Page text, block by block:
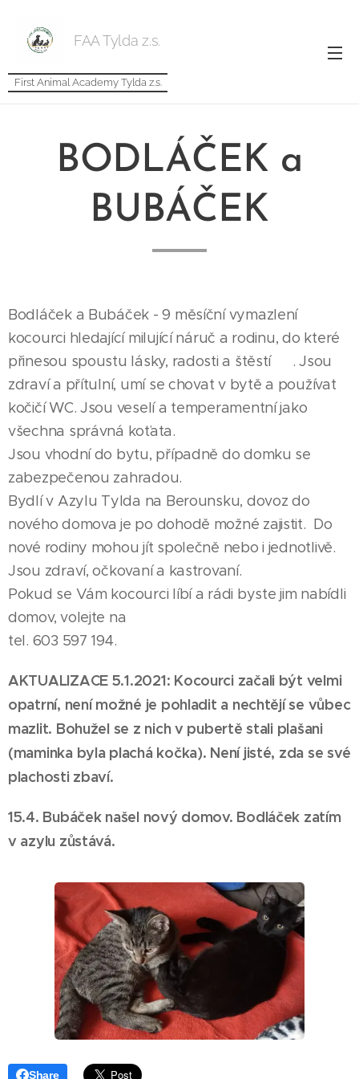
FAA Tylda z.s.
First Animal Academy Tylda z.s.
BODLÁČEK a
BUBÁČEK
Bodláček a Bubáček - 9 měsíční vymazlení
kocourci hledající milující náruč a rodinu, do které
přinesou spoustu lásky, radosti a štěstí 😊. Jsou
zdraví a přítulní, umí se chovat v bytě a používat
kočičí WC. Jsou veselí a temperamentní jako
všechna správná koťata.
Jsou vhodní do bytu, případně do domku se
zabezpečenou zahradou.
Bydlí v Azylu Tylda na Berounsku, dovoz do
nového domova je po dohodě možné zajistit. Do
nové rodiny mohou jít společně nebo i jednotlivě.
Jsou zdraví, očkovaní a kastrovaní.
Pokud se Vám kocourci líbí a rádi byste jim nabídli
domov, volejte na
tel. 603 597 194.
AKTUALIZACE 5.1.2021: Kocourci začali být velmi
opatrní, není možné je pohladit a nechtějí se vůbec
mazlit. Bohužel se z nich v pubertě stali plašani
(maminka byla plachá kočka). Není jisté, zda se své
plachosti zbaví.
15.4. Bubáček našel nový domov. Bodláček zatím
v azylu zůstává.
Share